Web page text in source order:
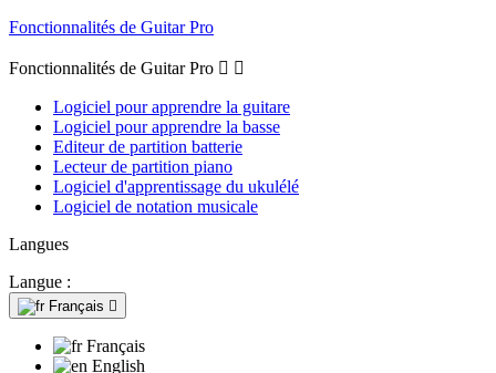
Fonctionnalités de Guitar Pro
Fonctionnalités de Guitar Pro  
Logiciel pour apprendre la guitare
Logiciel pour apprendre la basse
Editeur de partition batterie
Lecteur de partition piano
Logiciel d'apprentissage du ukulélé
Logiciel de notation musicale
Langues
Langue :
Français 
Français
English